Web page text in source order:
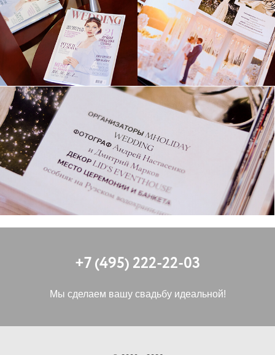
+7 (495) 222-22-03
Мы сделаем вашу свадьбу идеальной!